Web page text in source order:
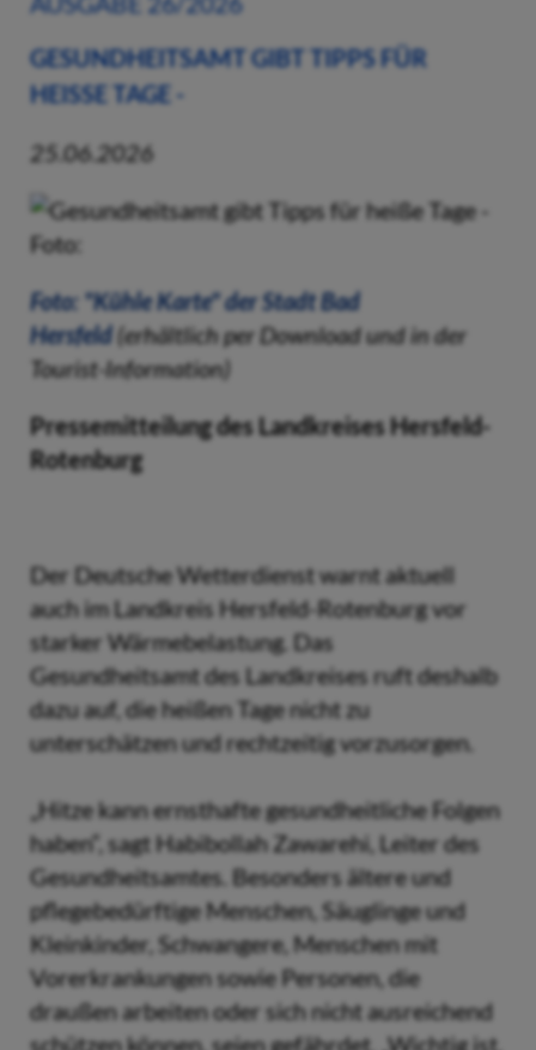
GESUNDHEITSAMT GIBT TIPPS FÜR
HEISSE TAGE -
25.06.2026
Foto: "Kühle Karte" der Stadt Bad
Hersfeld(erhältlich per Download und in der
Tourist-Information)
Pressemitteilung des Landkreises Hersfeld-
Rotenburg
Der Deutsche Wetterdienst warnt aktuell
auch im Landkreis Hersfeld-Rotenburg vor
starker Wärmebelastung. Das
Gesundheitsamt des Landkreises ruft deshalb
dazu auf, die heißen Tage nicht zu
unterschätzen und rechtzeitig vorzusorgen.
„Hitze kann ernsthafte gesundheitliche Folgen
haben“, sagt Habibollah Zawarehi, Leiter des
Gesundheitsamtes. Besonders ältere und
pflegebedürftige Menschen, Säuglinge und
Kleinkinder, Schwangere, Menschen mit
Vorerkrankungen sowie Personen, die
draußen arbeiten oder sich nicht ausreichend
schützen können, seien gefährdet. „Wichtig ist,